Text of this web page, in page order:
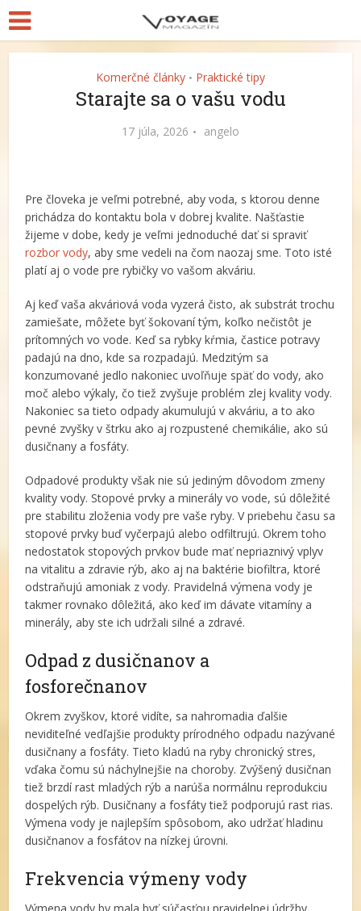
Komerčné články • Praktické tipy
Starajte sa o vašu vodu
17 júla, 2026 angelo
Pre človeka je veľmi potrebné, aby voda, s ktorou denne
prichádza do kontaktu bola v dobrej kvalite. Našťastie
žijeme v dobe, kedy je veľmi jednoduché dať si spraviť
rozbor vody, aby sme vedeli na čom naozaj sme. Toto isté
platí aj o vode pre rybičky vo vašom akváriu.
Aj keď vaša akváriová voda vyzerá čisto, ak substrát trochu
zamiešate, môžete byť šokovaní tým, koľko nečistôt je
prítomných vo vode. Keď sa rybky kŕmia, častice potravy
padajú na dno, kde sa rozpadajú. Medzitým sa
konzumované jedlo nakoniec uvoľňuje späť do vody, ako
moč alebo výkaly, čo tiež zvyšuje problém zlej kvality vody.
Nakoniec sa tieto odpady akumulujú v akváriu, a to ako
pevné zvyšky v štrku ako aj rozpustené chemikálie, ako sú
dusičnany a fosfáty.
Odpadové produkty však nie sú jediným dôvodom zmeny
kvality vody. Stopové prvky a minerály vo vode, sú dôležité
pre stabilitu zloženia vody pre vaše ryby. V priebehu času sa
stopové prvky buď vyčerpajú alebo odfiltrujú. Okrem toho
nedostatok stopových prvkov bude mať nepriaznivý vplyv
na vitalitu a zdravie rýb, ako aj na baktérie biofiltra, ktoré
odstraňujú amoniak z vody. Pravidelná výmena vody je
takmer rovnako dôležitá, ako keď im dávate vitamíny a
minerály, aby ste ich udržali silné a zdravé.
Odpad z dusičnanov a
fosforečnanov
Okrem zvyškov, ktoré vidíte, sa nahromadia ďalšie
neviditeľné vedľajšie produkty prírodného odpadu nazývané
dusičnany a fosfáty. Tieto kladú na ryby chronický stres,
vďaka čomu sú náchylnejšie na choroby. Zvýšený dusičnan
tiež brzdí rast mladých rýb a narúša normálnu reprodukciu
dospelých rýb. Dusičnany a fosfáty tiež podporujú rast rias.
Výmena vody je najlepším spôsobom, ako udržať hladinu
dusičnanov a fosfátov na nízkej úrovni.
Frekvencia výmeny vody